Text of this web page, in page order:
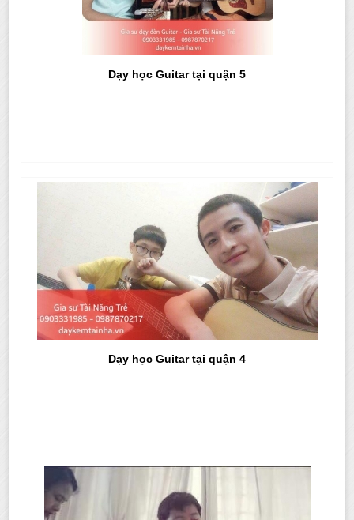
Dạy học Guitar tại quận 5
Dạy học Guitar tại quận 4